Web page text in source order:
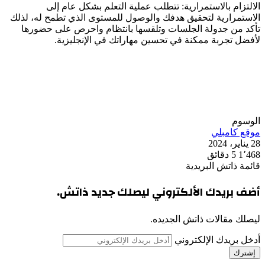
الالتزام بالاستمرارية: تتطلب عملية التعلم بشكل عام إلى
الاستمرارية لتحقيق هدفك والوصول للمستوى الذي تطمح له، لذلك
تأكد من جدولة الجلسات وتلقسها بانتظام واحرص على حضورها
لأفضل تجربة ممكنة في تحسين مهاراتك في الإنجليزية.
الوسوم
موقع كامبلي
28 يناير، 2024
1٬468 5 دقائق
قائمة ذاتش البريدية
أضف بريدك الألكتروني ليصلك جديد ذاتش.
ليصلك مقالات ذاتش الجديده.
أدخل بريدك الإلكتروني